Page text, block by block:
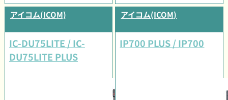
アイコム(ICOM)
IC-DU75LITE / IC-
DU75LITE PLUS
アイコム(ICOM)
IP700 PLUS / IP700